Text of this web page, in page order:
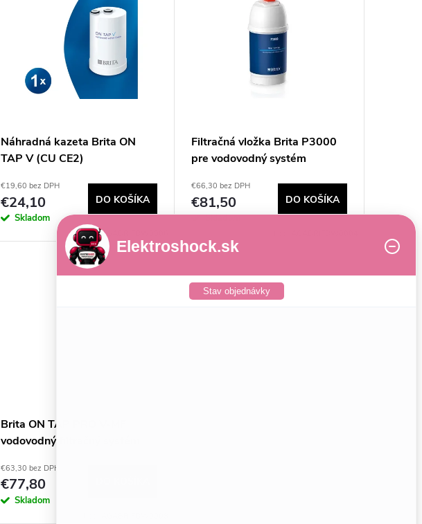
Náhradná kazeta Brita ON
TAP V (CU CE2)
€19,60 bez DPH
€24,10
Skladom
DO KOŠÍKA
Kód:AGABRIFDW0006
Filtračná vložka Brita P3000
pre vodovodný systém
€66,30 bez DPH
€81,50
Skladom
DO KOŠÍKA
Brita ON TAP PRO V-MF
vodovodný filtračný systém
€63,30 bez DPH
€77,80
Skladom
Elektroshock.sk
Stav objednávky